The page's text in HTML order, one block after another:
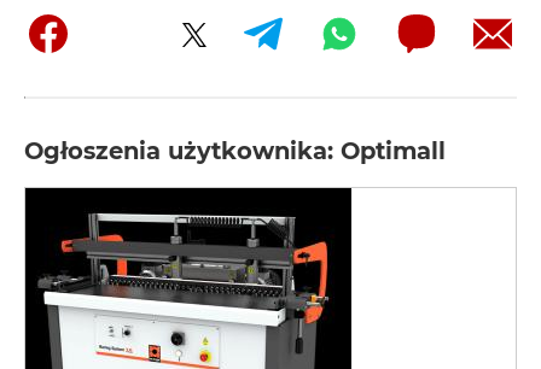
Ogłoszenia użytkownika: Optimall